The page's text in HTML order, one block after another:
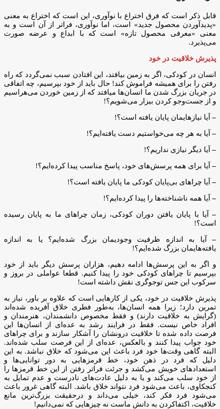
قابل ذکر است که فرق اختراع با نوآوری، این است که اختراع به معنی
«پدیدآوردن محصول جدید» است، اما نوآوری، فراتر از آن است و به
معنی «معرفی محصول تازه» است که با ابداع و عرضه صورت
می‌پذیرد.
پذیرش خلاقیت در خود
انسان در کودکی، اگر به زمین بیافتد، این افتادن سبب نمی‌گردد که راه
رفتن را برای همیشه فراموش کند! حال باید از خود بپرسیم، چه اتفاقی
در جریان بزرگ شدن ما انسان‌ها میافتد که از زمین خوردن می‌هراسیم
و از جست‌وجو کردن بیزار می‌شویم؟!
– آیا نیازهایمان پایان یافته است؟!
– آیا به هر چه می‌خواستیم دست یافته‌ایم؟!
– آیا دیگر نیازی نداریم؟!
– آیا برای همه پرسش‌های خود، پاسخ مناسب پیدا کرده‌ایم؟!
– آیا چراهای بی‌پایان کودکی ما پایان یافته است؟!
– آیا همه ناشناخته‌ها را پیدا کرده‌ایم؟!
–
آیا با پایان یافتن دوران کودکی، زمان چراهای ما به پایان رسیده
است؟!
–
آیا به اندازه ظرفیت وجودیمان بزرگ شده‌ایم؟ یا به اندازه
یافته‌هایمان بزرگ شده‌ایم؟!
و اگر به این پرسش‌ها ادامه دهیم، هزاران پرسش دیگر باید از خود
بپرسیم تا چراهای کودکی خود را پیدا کنیم. قطعا عواملی در بروز و
سرکوب این جس توجوگری نقش داشته است!
پذیرش خلاقیت در خود، یکی از کارهایی است که علاوه بر باور، نیاز به
تمرین دارد؛ زیرا همه انسان‌ها، به‌طور فطری خلاق آفریده شده‌اند
(گرایش به خلاقیت دارند) و فقط مخصوص دانشمندان، هنرمندان و
افراد خاص نیست. فقط در فرایند رشد به عده‌ای از انسان‌ها این
فرصت داده شده تا خلاقیت درونشان را آشکار سازند و برای چراهای
خود جواب پیدا کنند و بالعکس، عده‌ای از این فرصت سلب شده‌اند.
البته گاهی وقت‌ها خود فرد باعث این می‌شود که خلاق نباشد. به این
دلیل که فرد در ذهن خود، خط قرمزهایی به دور توانایی‌ها و
استعدادهای خویش می‌کشد و جرئت فراتر رفتن از این خط قرمزها را
از خود سلب می‌کند و یا به دلیل عادت‌های نادرست و عدم تمایل به
کنجکاوی، باعث می‌شود فرد نتواند خلاق باشد. البته گاهی غرور باعث
می‌شود فرد فکر کند، خیلی می‌داند و درحقیقت بزرگ‌ترین مانع
خلاقیت، اکتفاکردن به دانش ماست نه چیزهایی که نمی‌دانیم!